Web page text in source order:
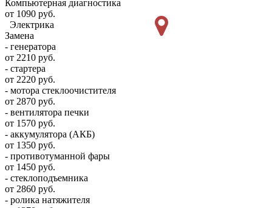
Компьютерная диагностика
от 1090 руб.
Электрика
Замена
- генератора
от 2210 руб.
- стартера
от 2220 руб.
- мотора стеклоочистителя
от 2870 руб.
- вентилятора печки
от 1570 руб.
- аккумулятора (АКБ)
от 1350 руб.
- противотуманной фары
от 1450 руб.
- стеклоподъемника
от 2860 руб.
- ролика натяжителя